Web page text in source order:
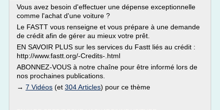
Vous avez besoin d'effectuer une dépense exceptionnelle
comme l'achat d'une voiture ?
Le FASTT vous renseigne et vous prépare à une demande
de crédit afin de gérer au mieux votre prêt.
EN SAVOIR PLUS sur les services du Fastt liés au crédit :
http://www.fastt.org/-Credits-.html
ABONNEZ-VOUS à notre chaîne pour être informé lors de
nos prochaines publications.
→ 7 Vidéos (et 304 Articles) pour ce thème